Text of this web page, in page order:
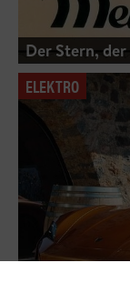
Der Stern,
ELEKTRO